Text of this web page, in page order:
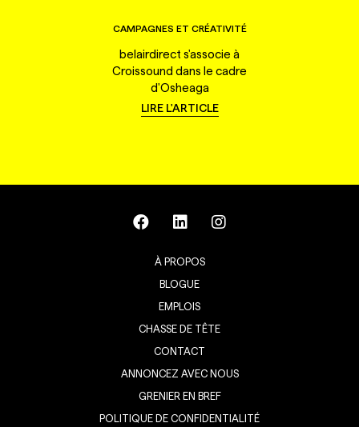
CAMPAGNES ET CRÉATIVITÉ
belairdirect s'associe à
Croissound dans le cadre
d'Osheaga
LIRE L'ARTICLE
À PROPOS
BLOGUE
EMPLOIS
CHASSE DE TÊTE
CONTACT
ANNONCEZ AVEC NOUS
GRENIER EN BREF
POLITIQUE DE CONFIDENTIALITÉ